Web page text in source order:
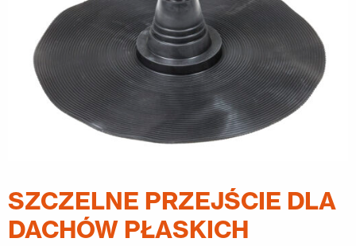
KATALOGI I INSTRUKCJE
AKTUALNOŚCI
SZCZELNE PRZEJŚCIE DLA
DACHÓW PŁASKICH